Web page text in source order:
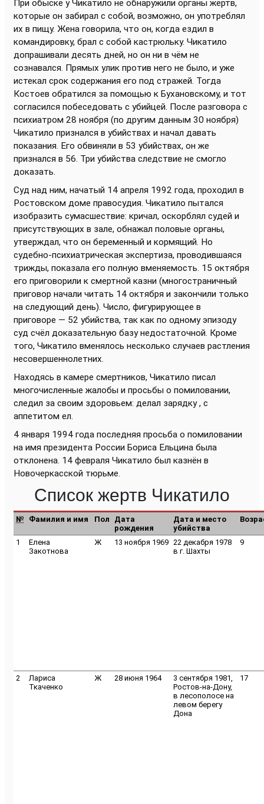
При обыске у Чикатило не обнаружили органы жертв,
которые он забирал с собой, возможно, он употреблял
их в пищу. Жена говорила, что он, когда ездил в
командировку, брал с собой кастрюльку. Чикатило
допрашивали десять дней, но он ни в чём не
сознавался. Прямых улик против него не было, и уже
истекал срок содержания его под стражей. Тогда
Костоев обратился за помощью к Бухановскому, и тот
согласился побеседовать с убийцей. После разговора с
психиатром 28 ноября (по другим данным 30 ноября)
Чикатило признался в убийствах и начал давать
показания. Его обвиняли в 53 убийствах, он же
признался в 56. Три убийства следствие не смогло
доказать.
Суд над ним, начатый 14 апреля 1992 года, проходил в
Ростовском доме правосудия. Чикатило пытался
изобразить сумасшествие: кричал, оскорблял судей и
присутствующих в зале, обнажал половые органы,
утверждал, что он беременный и кормящий. Но
судебно-психиатрическая экспертиза, проводившаяся
трижды, показала его полную вменяемость. 15 октября
его приговорили к смертной казни (многостраничный
приговор начали читать 14 октября и закончили только
на следующий день). Число, фигурирующее в
приговоре — 52 убийства, так как по одному эпизоду
суд счёл доказательную базу недостаточной. Кроме
того, Чикатило вменялось несколько случаев растления
несовершеннолетних.
Находясь в камере смертников, Чикатило писал
многочисленные жалобы и просьбы о помиловании,
следил за своим здоровьем: делал зарядку , с
аппетитом ел.
4 января 1994 года последняя просьба о помиловании
на имя президента России Бориса Ельцина была
отклонена. 14 февраля Чикатило был казнён в
Новочеркасской тюрьме.
Список жертв Чикатило
№ Фамилия и имя Пол
Дата
рождения
Дата и место
убийства
1
Елена
Закотнова
Ж 13 ноября 1969 22 декабря 1978
в г. Шахты
9
2
Лариса
Ткаченко
Ж 28 июня 1964
3 сентября 1981,
Ростов-на-Дону,
в лесополосе на
левом берегу
Дона
17